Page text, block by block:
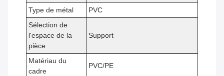
Type de métal
PVC
Sélection de
l'espace de la
pièce
Support
Matériau du
cadre
PVC/PE